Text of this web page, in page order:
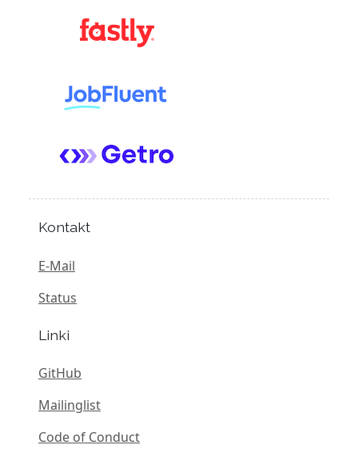
Kontakt
E-Mail
Status
Linki
GitHub
Mailinglist
Code of Conduct